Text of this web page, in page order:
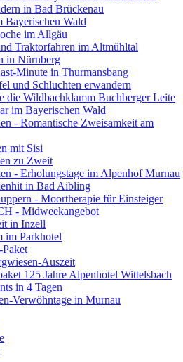
in Bad Brückenau
Wald
im Allgäu
Traktorfahren im Altmühltal
in Nürnberg
Minute in Thurmansbang
und Schluchten erwandern
die Wildbachklamm Buchberger Leite
im Bayerischen Wald
- Romantische Zweisamkeit am
mit Sisi
zu Zweit
- Erholungstage im Alpenhof Murnau
in Bad Aibling
- Moortherapie für Einsteiger
- Midweekangebot
in Inzell
im Parkhotel
Paket
Auszeit
125 Jahre Alpenhotel Wittelsbach
in 4 Tagen
Verwöhntage in Murnau